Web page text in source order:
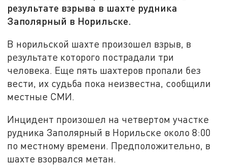
результате взрыва в шахте рудника
Заполярный в Норильске.
В норильской шахте произошел взрыв, в
результате которого пострадали три
человека. Еще пять шахтеров пропали без
вести, их судьба пока неизвестна, сообщили
местные СМИ.
Инцидент произошел на четвертом участке
рудника Заполярный в Норильске около 8:00
по местному времени. Предположительно, в
шахте взорвался метан.